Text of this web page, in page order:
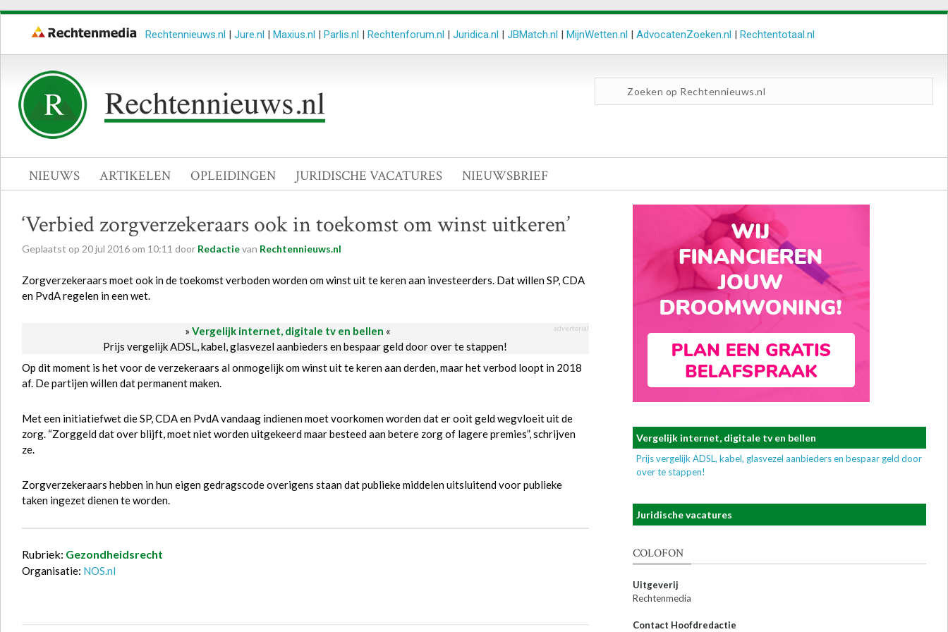
Rechtennieuws.nl | Jure.nl | Maxius.nl | Parlis.nl | Rechtenforum.nl | Juridica.nl | JBMatch.nl | MijnWetten.nl | AdvocatenZoeken.nl | Rechtentotaal.nl
NIEUWS ARTIKELEN OPLEIDINGEN JURIDISCHE VACATURES NIEUWSBRIEF
‘Verbied zorgverzekeraars ook in toekomst om winst uitkeren’
Geplaatst op 20jul 2016 om 10:11 door Redactievan Rechtennieuws.nl
Zorgverzekeraars moet ook in de toekomst verboden worden om winst uit te keren aan investeerders. Dat willen SP, CDA
en PvdA regelen in een wet.
» Vergelijk internet, digitale tv en bellen « advertorial
Prijs vergelijk ADSL, kabel, glasvezel aanbieders en bespaar geld door over te stappen!
Op dit moment is het voor de verzekeraars al onmogelijk om winst uit te keren aan derden, maar het verbod loopt in 2018
af. De partijen willen dat permanent maken.
Met een initiatiefwet die SP, CDA en PvdA vandaag indienen moet voorkomen worden dat er ooit geld wegvloeit uit de
zorg. “Zorggeld dat over blijft, moet niet worden uitgekeerd maar besteed aan betere zorg of lagere premies”, schrijven
ze.
Zorgverzekeraars hebben in hun eigen gedragscode overigens staan dat publieke middelen uitsluitend voor publieke
taken ingezet dienen te worden.
Rubriek: Gezondheidsrecht
Organisatie: NOS.nl
Vergelijk internet, digitale tv en bellen
Prijs vergelijk ADSL, kabel, glasvezel aanbieders en bespaar geld door
over te stappen!
Juridische vacatures
COLOFON
Uitgeverij
Rechtenmedia
Contact Hoofdredactie